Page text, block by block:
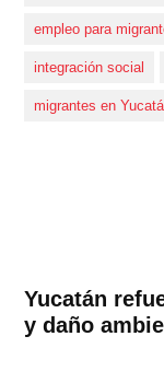
empleo para
integración social
migrantes en
Yucatán
y daño